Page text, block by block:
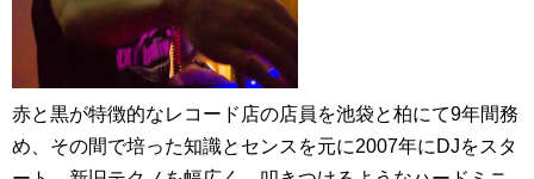
赤と黒が特徴的なレコード店の店員を池袋と柏にて9年間務
め、その間で培った知識とセンスを元に2007年にDJをスタ